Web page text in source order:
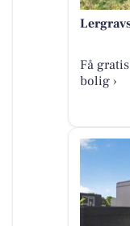
Få
bolig ›